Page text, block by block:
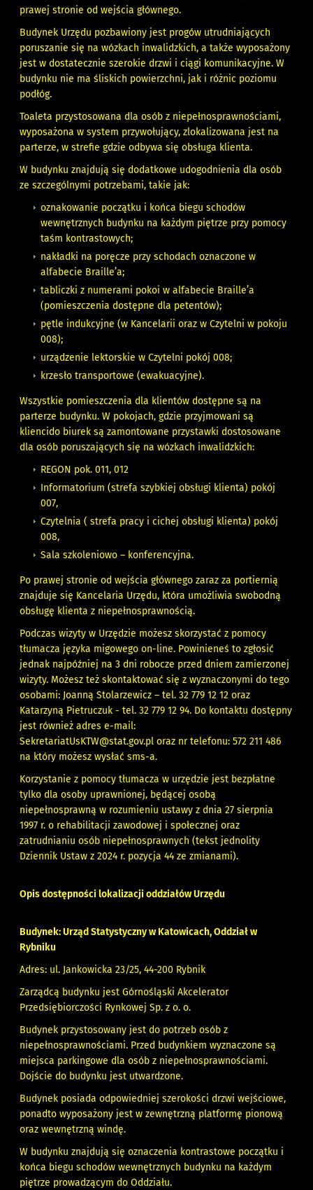
prawej stronie od wejścia głównego.
Budynek Urzędu pozbawiony jest progów utrudniających
poruszanie się na wózkach inwalidzkich, a także wyposażony
jest w dostatecznie szerokie drzwi i ciągi komunikacyjne. W
budynku nie ma śliskich powierzchni, jak i różnic poziomu
podłóg.
Toaleta przystosowana dla osób z niepełnosprawnościami,
wyposażona w system przywołujący, zlokalizowana jest na
parterze, w strefie gdzie odbywa się obsługa klienta.
W budynku znajdują się dodatkowe udogodnienia dla osób
ze szczególnymi potrzebami, takie jak:
oznakowanie początku i końca biegu schodów
wewnętrznych budynku na każdym piętrze przy pomocy
taśm kontrastowych;
nakładki na poręcze przy schodach oznaczone w
alfabecie Braille’a;
tabliczki z numerami pokoi w alfabecie Braille’a
(pomieszczenia dostępne dla petentów);
pętle indukcyjne (w Kancelarii oraz w Czytelni w pokoju
008);
urządzenie lektorskie w Czytelni pokój 008;
krzesło transportowe (ewakuacyjne).
Wszystkie pomieszczenia dla klientów dostępne są na
parterze budynku. W pokojach, gdzie przyjmowani są
kliencido biurek są zamontowane przystawki dostosowane
dla osób poruszających się na wózkach inwalidzkich:
REGON pok. 011, 012
Informatorium (strefa szybkiej obsługi klienta) pokój
007,
Czytelnia ( strefa pracy i cichej obsługi klienta) pokój
008,
Sala szkoleniowo – konferencyjna.
Po prawej stronie od wejścia głównego zaraz za portiernią
znajduje się Kancelaria Urzędu, która umożliwia swobodną
obsługę klienta z niepełnosprawnością.
Podczas wizyty w Urzędzie możesz skorzystać z pomocy
tłumacza języka migowego on-line. Powinieneś to zgłosić
jednak najpóźniej na 3 dni robocze przed dniem zamierzonej
wizyty. Możesz też skontaktować się z wyznaczonymi do tego
osobami: Joanną Stolarzewicz – tel. 32 779 12 12 oraz
Katarzyną Pietruczuk - tel. 32 779 12 94. Do kontaktu dostępny
jest również adres e-mail:
SekretariatUsKTW@stat.gov.pl oraz nr telefonu: 572 211 486
na który możesz wysłać sms-a.
Korzystanie z pomocy tłumacza w urzędzie jest bezpłatne
tylko dla osoby uprawnionej, będącej osobą
niepełnosprawną w rozumieniu ustawy z dnia 27 sierpnia
1997 r. o rehabilitacji zawodowej i społecznej oraz
zatrudnianiu osób niepełnosprawnych (tekst jednolity
Dziennik Ustaw z 2024 r. pozycja 44 ze zmianami).
Opis dostępności lokalizacji oddziałów Urzędu
Budynek: Urząd Statystyczny w Katowicach, Oddział w
Rybniku
Adres: ul. Jankowicka 23/25, 44-200 Rybnik
Zarządcą budynku jest Górnośląski Akcelerator
Przedsiębiorczości Rynkowej Sp. z o. o.
Budynek przystosowany jest do potrzeb osób z
niepełnosprawnościami. Przed budynkiem wyznaczone są
miejsca parkingowe dla osób z niepełnosprawnościami.
Dojście do budynku jest utwardzone.
Budynek posiada odpowiedniej szerokości drzwi wejściowe,
ponadto wyposażony jest w zewnętrzną platformę pionową
oraz wewnętrzną windę.
W budynku znajdują się oznaczenia kontrastowe początku i
końca biegu schodów wewnętrznych budynku na każdym
piętrze prowadzącym do Oddziału.